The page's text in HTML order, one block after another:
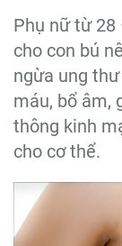
Phụ nữ từ 28
cho con bú
ngừa ung
máu, bổ âm,
thông kinh
cho cơ thể.